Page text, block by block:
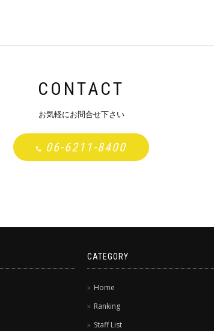
CONTACT
お気軽にお問合せ下さい
06-6211-8400
CATEGORY
Home
Ranking
Staff List